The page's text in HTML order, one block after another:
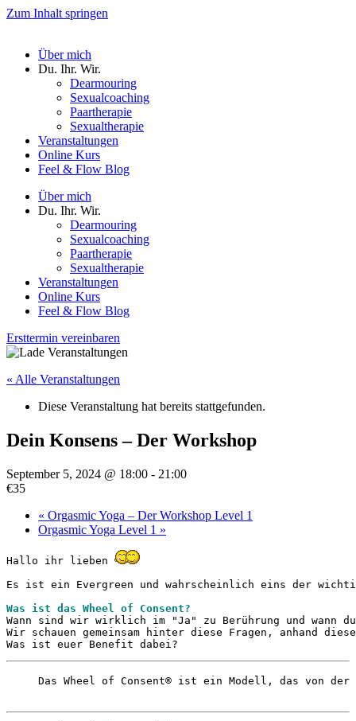
Zum Inhalt springen
Über mich
Du. Ihr. Wir.
Dearmouring
Sexualcoaching
Paartherapie
Sexualtherapie
Veranstaltungen
Online Kurs
Feel & Flow Blog
Über mich
Du. Ihr. Wir.
Dearmouring
Sexualcoaching
Paartherapie
Sexualtherapie
Veranstaltungen
Online Kurs
Feel & Flow Blog
Ersttermin vereinbaren
« Alle Veranstaltungen
Diese Veranstaltung hat bereits stattgefunden.
Dein Konsens – Der Workshop
September 5, 2024 @ 18:00 - 21:00
€35
« Orgasmic Yoga – Der Workshop Level 1
Orgasmic Yoga Level 1 »
Hallo ihr lieben
Es ist ein Evergreen und wahrscheinlich eins der
Was ist das Wheel of Consent?
Wann sind wir wirklich im "Ja" zu Berührung und wann
Wir schauen gemeinsam hinter diese Fragen, anhand
Was ist euer Benefit dabei?
Das Wheel of Consent® ist ein Modell, das von